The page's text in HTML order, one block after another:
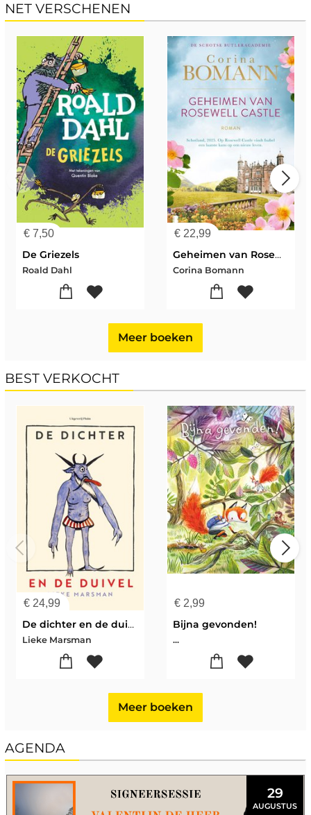
NET VERSCHENEN
€ 7,50
De Griezels
Roald Dahl
€ 22,99
Geheimen van Rosewell Castle
Corina Bomann
Meer boeken
BEST VERKOCHT
€ 24,99
De dichter en de duivel
Lieke Marsman
€ 2,99
Bijna gevonden!
...
Meer boeken
AGENDA
29
AUGUSTUS